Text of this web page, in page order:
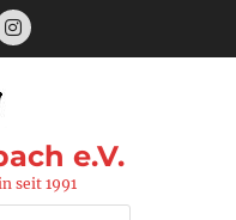
Instagram
e.V.
seit 1991